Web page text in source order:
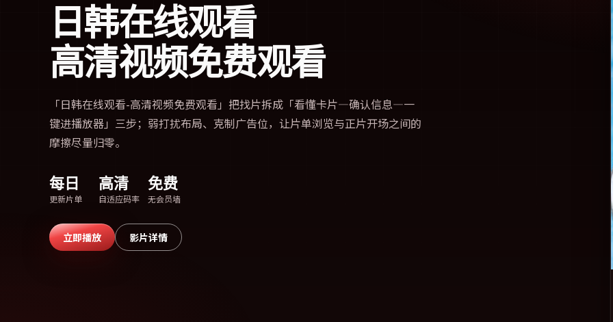
日韩在线观看
高清视频免费观看
「日韩在线观看-高清视频免费观看 」把找片拆成「看懂卡片—确认信息—一
键进播放器」三步；弱打扰布局、克制广告位，让片单浏览与正片开场之间的
摩擦尽量归零。
每日
更新片单
高清
自适应码率
免费
无会员墙
立即播放 影片详情